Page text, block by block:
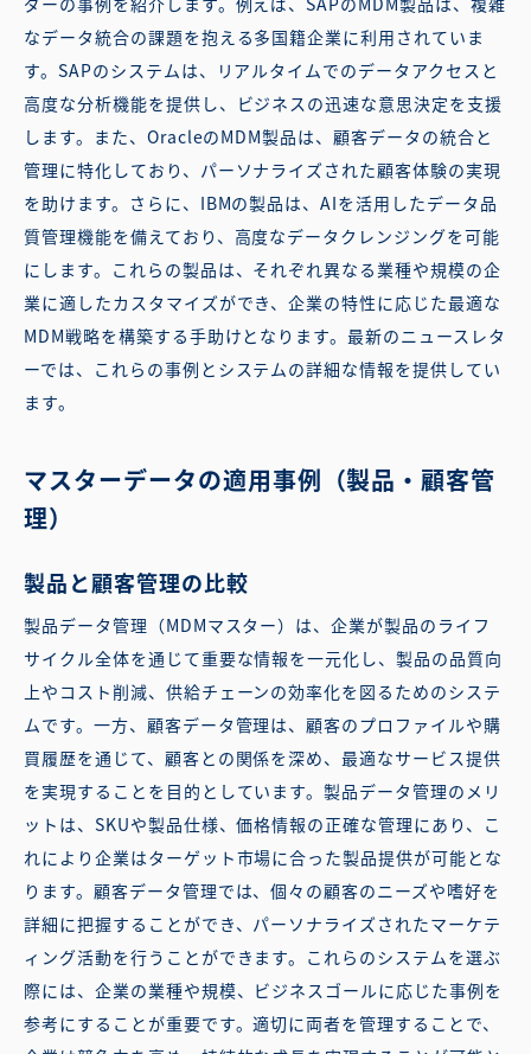
なデータ統合の課題を抱える多国籍企業に利用されていま
す。SAPのシステムは、リアルタイムでのデータアクセスと
高度な分析機能を提供し、ビジネスの迅速な意思決定を支援
します。また、OracleのMDM製品は、顧客データの統合と
管理に特化しており、パーソナライズされた顧客体験の実現
を助けます。さらに、IBMの製品は、AIを活用したデータ品
質管理機能を備えており、高度なデータクレンジングを可能
にします。これらの製品は、それぞれ異なる業種や規模の企
業に適したカスタマイズができ、企業の特性に応じた最適な
MDM戦略を構築する手助けとなります。最新のニュースレタ
ーでは、これらの事例とシステムの詳細な情報を提供してい
ます。
マスターデータの適用事例（製品・顧客管
理）
製品と顧客管理の比較
製品データ管理（MDMマスター）は、企業が製品のライフ
サイクル全体を通じて重要な情報を一元化し、製品の品質向
上やコスト削減、供給チェーンの効率化を図るためのシステ
ムです。一方、顧客データ管理は、顧客のプロファイルや購
買履歴を通じて、顧客との関係を深め、最適なサービス提供
を実現することを目的としています。製品データ管理のメリ
ットは、SKUや製品仕様、価格情報の正確な管理にあり、こ
れにより企業はターゲット市場に合った製品提供が可能とな
ります。顧客データ管理では、個々の顧客のニーズや嗜好を
詳細に把握することができ、パーソナライズされたマーケテ
ィング活動を行うことができます。これらのシステムを選ぶ
際には、企業の業種や規模、ビジネスゴールに応じた事例を
参考にすることが重要です。適切に両者を管理することで、